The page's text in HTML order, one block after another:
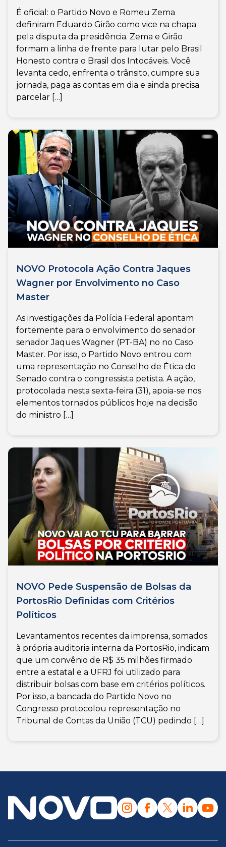
É oficial: o Partido Novo e Romeu Zema
definiram Eduardo Girão como vice na chapa
pela disputa da presidência. Zema e Girão
formam a linha de frente para lutar pelo Brasil
Honesto contra o Brasil dos Intocáveis. Você
levanta cedo, enfrenta o trânsito, cumpre sua
jornada, paga as contas em dia e ainda precisa
parcelar […]
NOVO Protocola Ação Contra Jaques
Wagner por Envolvimento no Caso
Master
As investigações da Polícia Federal apontam
fortemente para o envolvimento do senador
senador Jaques Wagner (PT-BA) no no Caso
Master. Por isso, o Partido Novo entrou com
uma representação no Conselho de Ética do
Senado contra o congressista petista. A ação,
protocolada nesta sexta-feira (31), apoia-se nos
elementos tornados públicos hoje na decisão
do ministro […]
NOVO Pede Suspensão de Bolsas da
PortosRio Definidas com Critérios
Políticos
Levantamentos recentes da imprensa, somados
à própria auditoria interna da PortosRio, indicam
que um convênio de R$ 35 milhões firmado
entre a estatal e a UFRJ foi utilizado para
distribuir bolsas com base em critérios políticos.
Por isso, a bancada do Partido Novo no
Congresso protocolou representação no
Tribunal de Contas da União (TCU) pedindo […]